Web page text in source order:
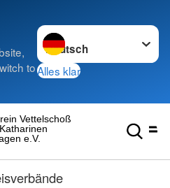
to
Sprache wechseln zu
Alles klar
e.V.
Vettelschoß